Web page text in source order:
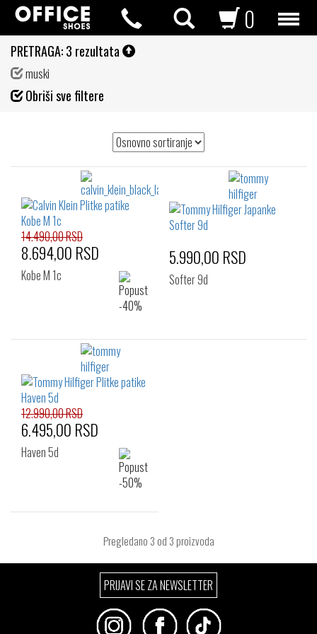
0
PRETRAGA:3 rezultata
muski
Obriši sve filtere
14.490,00 RSD
8.694,00 RSD
Kobe M 1c
5.990,00 RSD
Softer 9d
12.990,00 RSD
6.495,00 RSD
Haven 5d
Pregledano 3 od 3 proizvoda
PRIJAVI SE ZA NEWSLETTER